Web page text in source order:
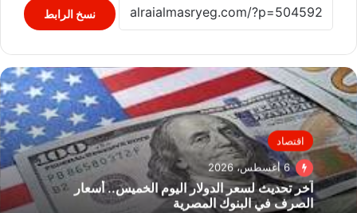
نسخ الرابط
اقتصاد
6 أغسطس، 2026
آخر تحديث لسعر الدولار اليوم الخميس.. أسعار
الصرف في البنوك المصرية